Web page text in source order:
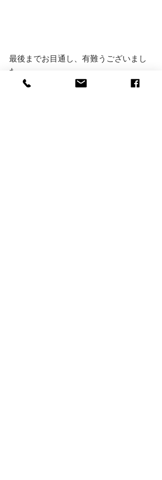
最後までお目通し、有難うございまし
た。
注文住宅